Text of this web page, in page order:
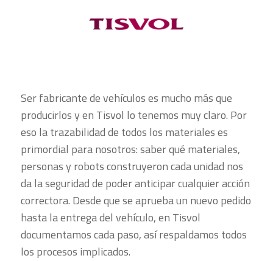
Ser fabricante de vehículos es mucho más que
producirlos y en Tisvol lo tenemos muy claro. Por
eso la trazabilidad de todos los materiales es
primordial para nosotros: saber qué materiales,
personas y robots construyeron cada unidad nos
da la seguridad de poder anticipar cualquier acción
correctora. Desde que se aprueba un nuevo pedido
hasta la entrega del vehículo, en Tisvol
documentamos cada paso, así respaldamos todos
los procesos implicados.